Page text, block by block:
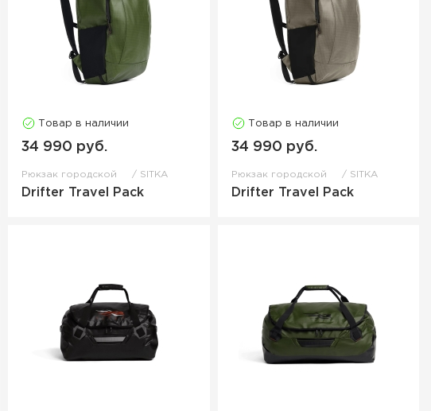
Товар в наличии
34 990 руб.
Рюкзак городской SITKA
Drifter Travel Pack
Товар в наличии
34 990 руб.
Рюкзак городской SITKA
Drifter Travel Pack